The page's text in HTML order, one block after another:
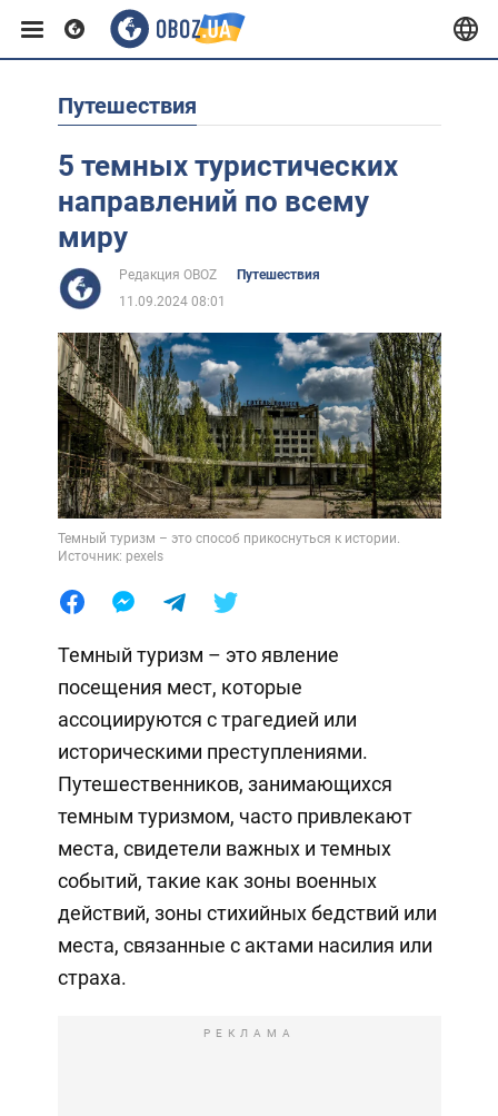
Европа
США
Африка
Жизнь
Лайфхаки
Путешествия
5 темных туристических
направлений по всему
миру
Редакция OBOZ
Путешествия
11.09.2024 08:01
Темный туризм – это способ прикоснуться к истории.
Источник: pexels
Темный туризм – это явление
посещения мест, которые
ассоциируются с трагедией или
историческими преступлениями.
Путешественников, занимающихся
темным туризмом, часто привлекают
места, свидетели важных и темных
событий, такие как зоны военных
действий, зоны стихийных бедствий или
места, связанные с актами насилия или
страха.
РЕКЛАМА